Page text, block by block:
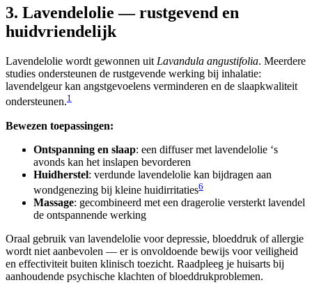
3. Lavendelolie — rustgevend en
huidvriendelijk
Lavendelolie wordt gewonnen uit Lavandula angustifolia. Meerdere
studies ondersteunen de rustgevende werking bij inhalatie:
lavendelgeur kan angstgevoelens verminderen en de slaapkwaliteit
ondersteunen.1
Bewezen toepassingen:
Ontspanning en slaap: een diffuser met lavendelolie ‘s
avonds kan het inslapen bevorderen
Huidherstel: verdunde lavendelolie kan bijdragen aan
wondgenezing bij kleine huidirritaties6
Massage: gecombineerd met een dragerolie versterkt lavendel
de ontspannende werking
Oraal gebruik van lavendelolie voor depressie, bloeddruk of allergie
wordt niet aanbevolen — er is onvoldoende bewijs voor veiligheid
en effectiviteit buiten klinisch toezicht. Raadpleeg je huisarts bij
aanhoudende psychische klachten of bloeddrukproblemen.